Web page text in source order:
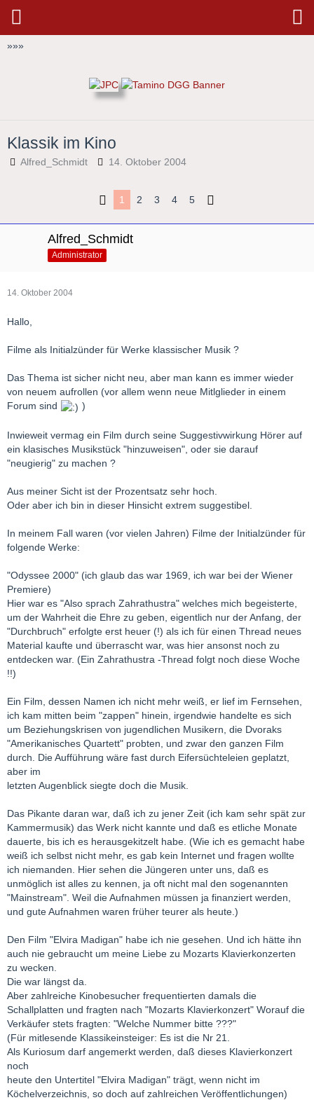
»»»
Klassik im Kino
Alfred_Schmidt 14. Oktober 2004
1 2 3 4 5
Alfred_Schmidt
Administrator
14. Oktober 2004
Hallo,
Filme als Initialzünder für Werke klassischer Musik ?
Das Thema ist sicher nicht neu, aber man kann es immer wieder
von neuem aufrollen (vor allem wenn neue Mitlglieder in einem
Forum sind
)
Inwieweit vermag ein Film durch seine Suggestivwirkung Hörer auf
ein klasisches Musikstück "hinzuweisen", oder sie darauf
"neugierig" zu machen ?
Aus meiner Sicht ist der Prozentsatz sehr hoch.
Oder aber ich bin in dieser Hinsicht extrem suggestibel.
In meinem Fall waren (vor vielen Jahren) Filme der Initialzünder für
folgende Werke:
"Odyssee 2000" (ich glaub das war 1969, ich war bei der Wiener
Premiere)
Hier war es "Also sprach Zahrathustra" welches mich begeisterte,
um der Wahrheit die Ehre zu geben, eigentlich nur der Anfang, der
"Durchbruch" erfolgte erst heuer (!) als ich für einen Thread neues
Material kaufte und überrascht war, was hier ansonst noch zu
entdecken war. (Ein Zahrathustra -Thread folgt noch diese Woche
!!)
Ein Film, dessen Namen ich nicht mehr weiß, er lief im Fernsehen,
ich kam mitten beim "zappen" hinein, irgendwie handelte es sich
um Beziehungskrisen von jugendlichen Musikern, die Dvoraks
"Amerikanisches Quartett" probten, und zwar den ganzen Film
durch. Die Aufführung wäre fast durch Eifersüchteleien geplatzt,
aber im
letzten Augenblick siegte doch die Musik.
Das Pikante daran war, daß ich zu jener Zeit (ich kam sehr spät zur
Kammermusik) das Werk nicht kannte und daß es etliche Monate
dauerte, bis ich es herausgekitzelt habe. (Wie ich es gemacht habe
weiß ich selbst nicht mehr, es gab kein Internet und fragen wollte
ich niemanden. Hier sehen die Jüngeren unter uns, daß es
unmöglich ist alles zu kennen, ja oft nicht mal den sogenannten
"Mainstream". Weil die Aufnahmen müssen ja finanziert werden,
und gute Aufnahmen waren früher teurer als heute.)
Den Film "Elvira Madigan" habe ich nie gesehen. Und ich hätte ihn
auch nie gebraucht um meine Liebe zu Mozarts Klavierkonzerten
zu wecken.
Die war längst da.
Aber zahlreiche Kinobesucher frequentierten damals die
Schallplatten und fragten nach "Mozarts Klavierkonzert" Worauf die
Verkäufer stets fragten: "Welche Nummer bitte ???"
(Für mitlesende Klassikeinsteiger: Es ist die Nr 21.
Als Kuriosum darf angemerkt werden, daß dieses Klavierkonzert
noch
heute den Untertitel "Elvira Madigan" trägt, wenn nicht im
Köchelverzeichnis, so doch auf zahlreichen Veröffentlichungen)